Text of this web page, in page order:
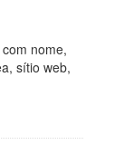
nome,
sítio web,